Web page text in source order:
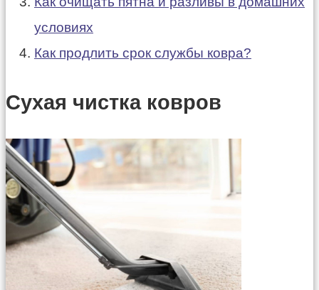
условиях
Как продлить срок службы ковра?
Сухая чистка ковров